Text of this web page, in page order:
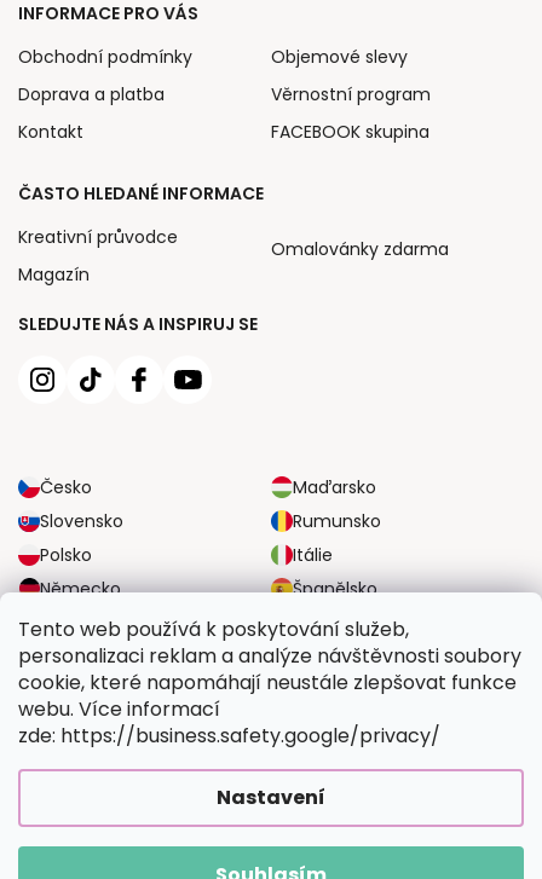
Tento web používá k poskytování služeb,
personalizaci reklam a analýze návštěvnosti soubory
cookie, které napomáhají neustále zlepšovat funkce
webu. Více informací
zde: https://business.safety.google/privacy/
Nastavení
SLEDUJTE NÁS A INSPIRUJ SE
Česko
Maďarsko
Slovensko
Rumunsko
Polsko
Itálie
Německo
Španělsko
Velká Británie
Rakousko
INFORMACE PRO VÁS
Obchodní podmínky
Doprava a platba
Kontakt
Objemové slevy
Věrnostní program
FACEBOOK skupina
ČASTO HLEDANÉ INFORMACE
Kreativní průvodce
Magazín
Omalovánky zdarma
SPOLEHLIVÉ MOŽNOSTI DOPRAVY
BEZPEČNÉ MOŽNOSTI PLATBY
Vymalujsisam.cz. Všechna práva vyhrazena.